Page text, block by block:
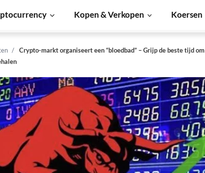
Kopen & Verkopen Koersen
Crypto-markt organiseert een “bloedbad” – Grijp de beste tijd